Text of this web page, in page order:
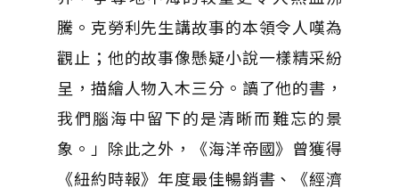
騰。克勞利先生講故事的本領令人嘆為
觀止；他的故事像懸疑小說一樣精采紛
呈，描繪人物入木三分。讀了他的書，
我們腦海中留下的是清晰而難忘的景
象。」除此之外，《海洋帝國》曾獲得
《紐約時報》年度最佳暢銷書、《經濟